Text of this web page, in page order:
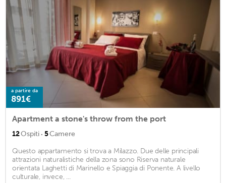
a partire da
891€
Apartment a stone's throw from the port
12Ospiti · 5Camere
Questo appartamento si trova a Milazzo. Due delle principali
attrazioni naturalistiche della zona sono Riserva naturale
orientata Laghetti di Marinello e Spiaggia di Ponente. A livello
culturale, invece, ...